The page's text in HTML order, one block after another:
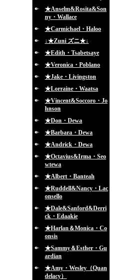
★Anselm&Rosita&Son
ny・Wallace
★Carmichael・Haloo
↓★Zuni ズニ★↓
★Edith・Tsabetsaye
★Veronica・Poblano
★Jake・Livingston
★Lorraine・Waatsa
★Vincent&Soccoro・Jo
hnson
★Don・Dewa
★Barbara・Dewa
★Andrick・Dewa
★Octavius&Irma・Seo
wtewa
★Albert・Banteah
★Ruddell&Nancy・Lac
onsello
★Dale&Sanford&Derri
ck・Edaakie
★Harlan＆Monica・Co
onsis
★Sammy＆Esther・Gu
ardian
★Amy・Wesley（Quan
delacy）